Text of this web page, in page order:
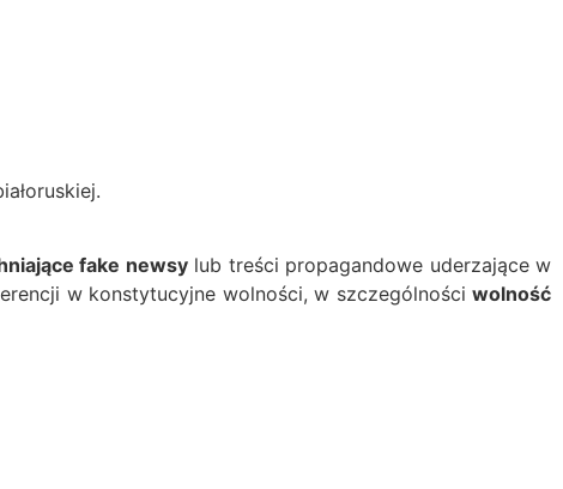
fake newsylub treści propagandowe uderzające w
w konstytucyjne wolności, w szczególności wolność